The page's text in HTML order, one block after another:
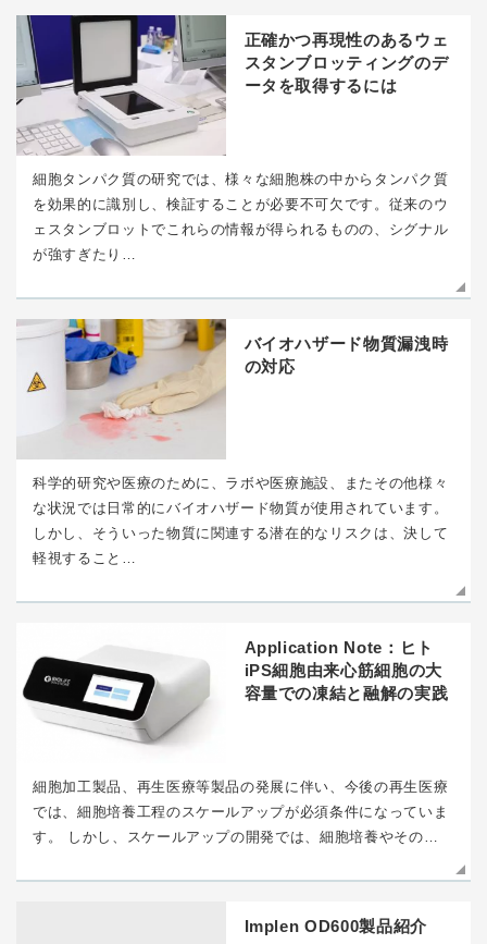
正確かつ再現性のあるウェ
スタンブロッティングのデ
ータを取得するには
細胞タンパク質の研究では、様々な細胞株の中からタンパク質
を効果的に識別し、検証することが必要不可欠です。従来のウ
ェスタンブロットでこれらの情報が得られるものの、シグナル
が強すぎたり…
バイオハザード物質漏洩時
の対応
科学的研究や医療のために、ラボや医療施設、またその他様々
な状況では日常的にバイオハザード物質が使用されています。
しかし、そういった物質に関連する潜在的なリスクは、決して
軽視すること…
Application Note：ヒト
iPS細胞由来心筋細胞の大
容量での凍結と融解の実践
細胞加工製品、再生医療等製品の発展に伴い、今後の再生医療
では、細胞培養工程のスケールアップが必須条件になっていま
す。 しかし、スケールアップの開発では、細胞培養やその…
Implen OD600製品紹介